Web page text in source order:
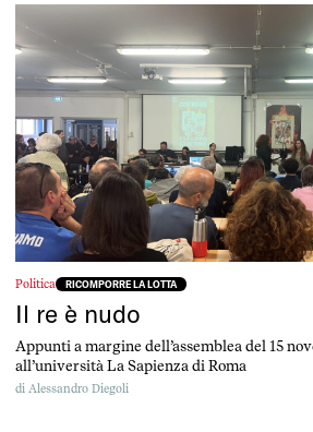
Politica RICOMPORRE LA LOTTA
Il re è nudo
Appunti a margine dell’assemblea del 15
all’università La Sapienza di Roma
di Alessandro Diegoli